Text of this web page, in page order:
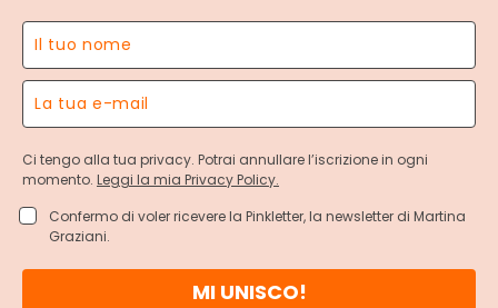
Ci tengo alla tua privacy. Potrai annullare l’iscrizione in ogni
momento. Leggi la mia Privacy Policy.
Confermo di voler ricevere la Pinkletter, la newsletter di Martina
Graziani.
MI UNISCO!